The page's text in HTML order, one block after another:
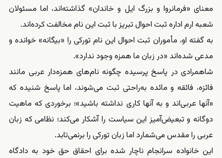
معنای «فرمانروا و بزرگ ایل و خاندان» گذاشته‌اند، اما مسئولان
شعبه ارم اداره ثبت احوال تبریز با ثبت این نام مخالفت کرده‌اند.
به گفته او، مأموران ثبت احوال این نام تورکی را «بیگانه» خوانده و
مدعی شده‌اند «در زبان ما همزه وجود ندارد».
شاهمرادی در پاسخ پرسیده چگونه نام‌های همزه‌دار عربی مانند
فائزه، فائقه و مائده به‌راحتی ثبت می‌شوند، اما پاسخ شنیده که
«آنها عربی‌اند و به آنها کاری نداشته باشید»؛ برخوردی که ماهیت
دوگانه و تبعیض‌آمیز این سیاست را آشکار می‌کند؛ نظامی که زبان
عربی را مقدس می‌شمارد اما زبان تورکی را برنمی‌تابد.
این خانواده سرانجام ناچار شده برای احقاق حق خود به دادگاه